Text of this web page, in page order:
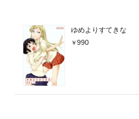
ゆめよりすてきな
990